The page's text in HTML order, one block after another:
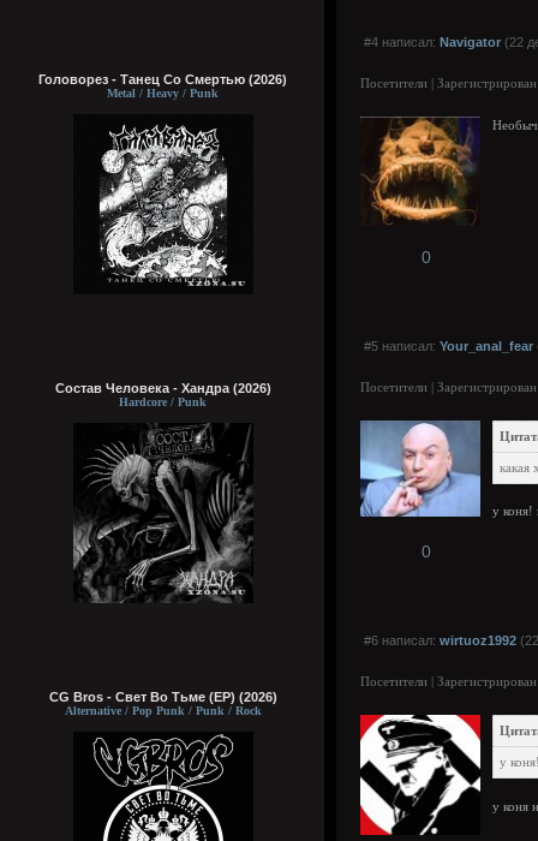
Головорез - Tанец Со Смертью (2026)
Metal / Heavy / Punk
Состав Человека - Хандра (2026)
Hardcore / Punk
CG Bros - Свет Во Тьме (EP) (2026)
Alternative / Pop Punk / Punk / Rock
#4 написал: Navigator (22
Посетители |
0
#5 написал: Your_anal_fear
Посетители |
какая
у коня!
0
#6 написал: wirtuoz1992
Посетители |
у
у коня